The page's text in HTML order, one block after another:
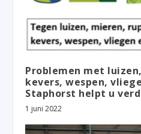
Problemen met
kevers, wespen,
Staphorst helpt u
1 juni 2022